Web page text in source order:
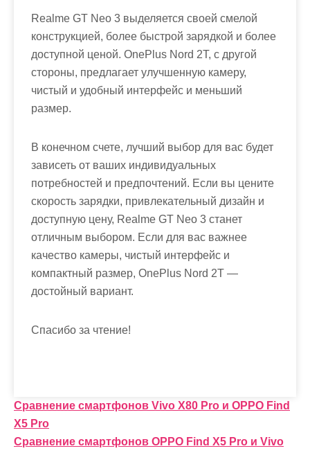
Realme GT Neo 3 выделяется своей смелой
конструкцией, более быстрой зарядкой и более
доступной ценой. OnePlus Nord 2T, с другой
стороны, предлагает улучшенную камеру,
чистый и удобный интерфейс и меньший
размер.
В конечном счете, лучший выбор для вас будет
зависеть от ваших индивидуальных
потребностей и предпочтений. Если вы цените
скорость зарядки, привлекательный дизайн и
доступную цену, Realme GT Neo 3 станет
отличным выбором. Если для вас важнее
качество камеры, чистый интерфейс и
компактный размер, OnePlus Nord 2T —
достойный вариант.
Спасибо за чтение!
Н
а
Сравнение смартфонов Vivo X80 Pro и OPPO Find
X5 Pro
Сравнение смартфонов OPPO Find X5 Pro и Vivo